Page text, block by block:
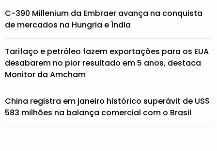
C-390 Millenium da Embraer avança na conquista
de mercados na Hungria e Índia
Tarifaço e petróleo fazem exportações para os EUA
desabarem no pior resultado em 5 anos, destaca
Monitor da Amcham
China registra em janeiro histórico superávit de US$
583 milhões na balança comercial com o Brasil